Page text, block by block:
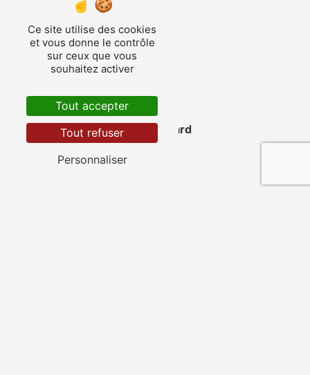
La Ferté-Bernard
Ce site utilise des cookies
et vous donne le contrôle
sur ceux que vous
souhaitez activer
Tout accepter
Tout refuser
Personnaliser